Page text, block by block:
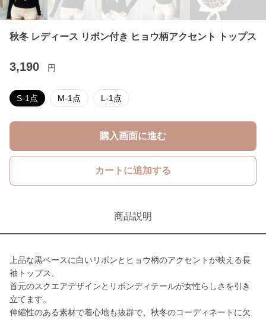
秋冬 レディース リボン付き ヒョウ柄アクセント トップス
3,190 円
S-1点 M-1点 L-1点
購入画面に進む
カートに追加する
商品説明
上品な黒ベースに白いリボンとヒョウ柄のアクセントが映える長
袖トップス。
首元のスクエアデザインとリボンディテールが女性らしさを引き
立てます。
伸縮性のある素材で着心地も抜群で、秋冬のコーディネートに欠